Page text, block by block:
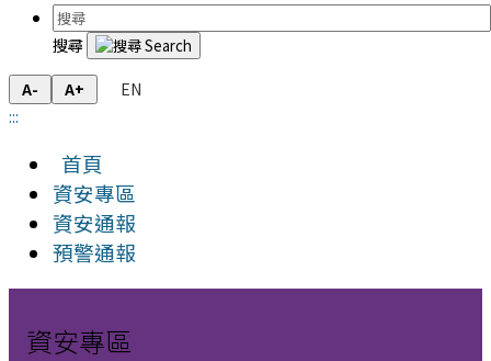
搜尋
A- A+
EN
:::
首頁
資安專區
資安通報
預警通報
資安專區